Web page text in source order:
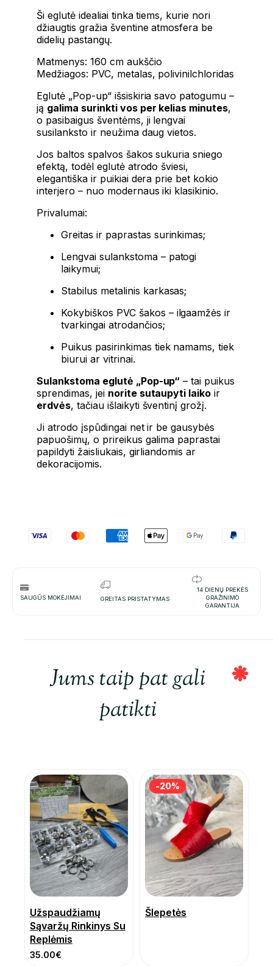
Ši eglutė idealiai tinka tiems, kurie nori
džiaugtis gražia šventine atmosfera be
didelių pastangų.
Matmenys: 160 cm aukščio
Medžiagos: PVC, metalas, polivinilchloridas
Eglutė „Pop-up“ išsiskiria savo patogumu –
ją galima surinkti vos per kelias minutes,
o pasibaigus šventėms, ji lengvai
susilanksto ir neužima daug vietos.
Jos baltos spalvos šakos sukuria sniego
efektą, todėl eglutė atrodo šviesi,
elegantiška ir puikiai dera prie bet kokio
interjero – nuo modernaus iki klasikinio.
Privalumai:
Greitas ir paprastas surinkimas;
Lengvai sulankstoma – patogi
laikymui;
Stabilus metalinis karkasas;
Kokybiškos PVC šakos – ilgaamžės ir
tvarkingai atrodančios;
Puikus pasirinkimas tiek namams, tiek
biurui ar vitrinai.
Sulankstoma eglutė „Pop-up“ – tai puikus
sprendimas, jei norite sutaupyti laiko ir
erdvės, tačiau išlaikyti šventinį grožį.
Ji atrodo įspūdingai net ir be gausybės
papuošimų, o prireikus galima paprastai
papildyti žaisliukais, girliandomis ar
dekoracijomis.
SAUGŪS MOKĖJIMAI GREITAS PRISTATYMAS
14 DIENŲ PREKĖS
GRAŽINIMO
GARANTIJA
Jums taip pat gali
patikti
Užspaudžiamų
Sąvaržų Rinkinys Su
Replėmis
35.00€
Šlepetės
-20%
-20%